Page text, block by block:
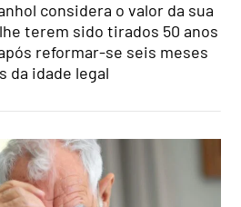
considera o valor da sua
terem sido tirados 50 anos
reformar-se seis meses
da idade legal